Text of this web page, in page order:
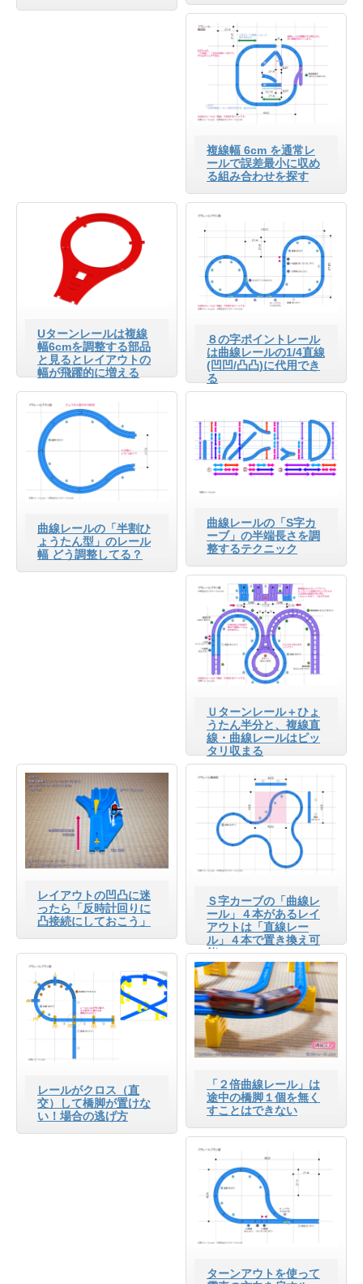
複線幅 6cm を通常レ
ールで誤差最小に収め
る組み合わせを探す
Uターンレールは複線
幅6cmを調整する部品
と見るとレイアウトの
幅が飛躍的に増える
８の字ポイントレール
は曲線レールの1/4直線
(凹凹/凸凸)に代用でき
る
曲線レールの「半割ひ
ょうたん型」のレール
幅 どう調整してる？
曲線レールの「S字カ
ーブ」の半端長さを調
整するテクニック
Ｕターンレール＋ひょ
うたん半分と、複線直
線・曲線レールはピッ
タリ収まる
レイアウトの凹凸に迷
ったら「反時計回りに
凸接続にしておこう」
Ｓ字カーブの「曲線レ
ール」４本があるレイ
アウトは「直線レー
ル」４本で置き換え可
能
レールがクロス（直
交）して橋脚が置けな
い！場合の逃げ方
「２倍曲線レール」は
途中の橋脚１個を無く
すことはできない
ターンアウトを使って